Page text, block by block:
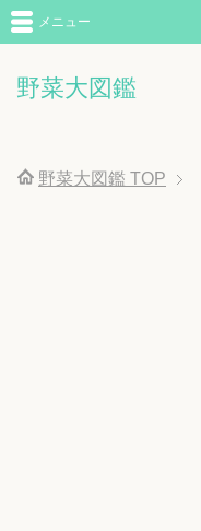
野菜大図鑑
メニュー
野菜大図鑑 TOP